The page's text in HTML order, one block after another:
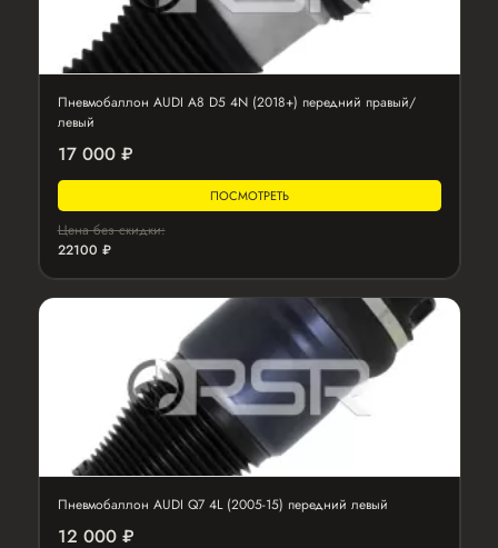
Пневмобаллон AUDI A8 D5 4N (2018+) передний правый/
левый
17 000 ₽
ПОСМОТРЕТЬ
Цена без скидки:
22100 ₽
Пневмобаллон AUDI Q7 4L (2005-15) передний левый
12 000 ₽